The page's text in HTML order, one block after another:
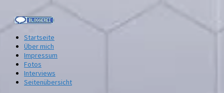
Startseite
Über mich
Impressum
Fotos
Interviews
Seitenübersicht